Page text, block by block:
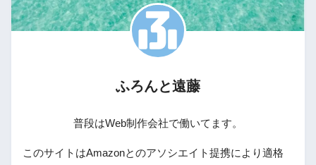
ふろんと遠藤
普段はWeb制作会社で働いてます。
このサイトはAmazonとのアソシエイト提携により適格